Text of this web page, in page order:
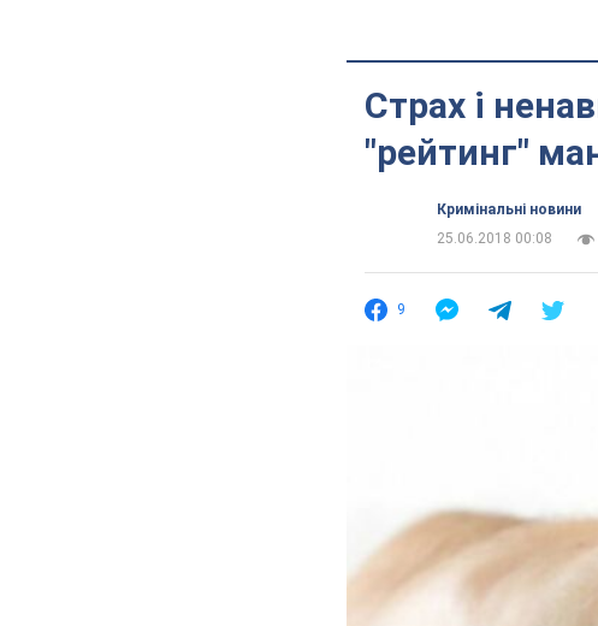
Страх і
"рейтинг"
Кримінальні новини
25.06.2018 00:08
9